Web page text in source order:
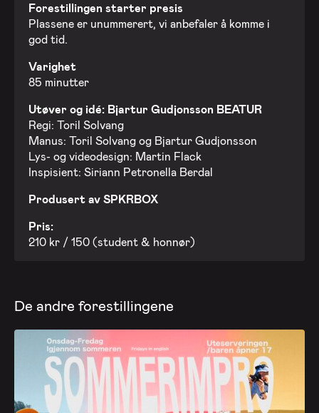
Forestillingen starter presis
Plassene er unummerert, vi anbefaler å komme i
god tid.
Varighet
85 minutter
Utøver og idé: Bjartur Gudjonsson BEATUR
Regi: Toril Solvang
Manus: Toril Solvang og Bjartur Gudjonsson
Lys- og videodesign: Martin Flack
Inspisient: Siriann Petronella Berdal
Produsert av SPKRBOX
Pris:
210 kr / 150 (student & honnør)
De andre forestillingene